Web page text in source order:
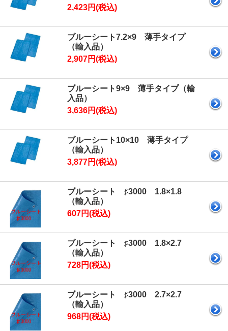
2,423円(税込)
ブルーシート7.2×9 薄手タイプ
（輸入品）
2,907円(税込)
ブルーシート9×9 薄手タイプ（輸
入品）
3,636円(税込)
ブルーシート10×10 薄手タイプ
（輸入品）
3,877円(税込)
ブルーシート ♯3000 1.8×1.8
（輸入品）
607円(税込)
ブルーシート ♯3000 1.8×2.7
（輸入品）
728円(税込)
ブルーシート ♯3000 2.7×2.7
（輸入品）
968円(税込)